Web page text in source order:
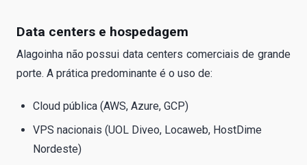
Data centers e hospedagem
Alagoinha não possui data centers comerciais de grande
porte. A prática predominante é o uso de:
Cloud pública (AWS, Azure, GCP)
VPS nacionais (UOL Diveo, Locaweb, HostDime
Nordeste)